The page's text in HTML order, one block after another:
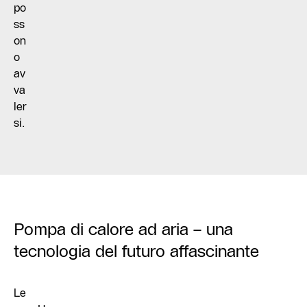
po
ss
on
o
av
va
ler
si.
Pompa di calore ad aria – una
tecnologia del futuro affascinante
Le